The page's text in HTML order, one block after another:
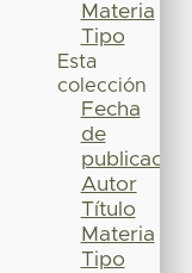
Materia
Tipo
Esta
colección
Fecha
de
publicación
Autor
Título
Materia
Tipo